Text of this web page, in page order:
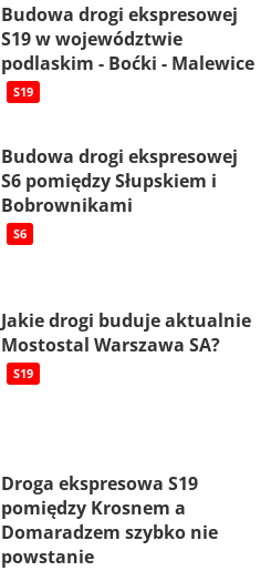
Budowa drogi ekspresowej
S19 w województwie
podlaskim - Boćki - Malewice
S19
Budowa drogi ekspresowej
S6 pomiędzy Słupskiem i
Bobrownikami
S6
Jakie drogi buduje aktualnie
Mostostal Warszawa SA?
S19
Droga ekspresowa S19
pomiędzy Krosnem a
Domaradzem szybko nie
powstanie